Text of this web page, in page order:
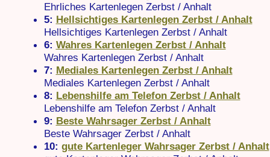
Ehrliches Kartenlegen Zerbst / Anhalt
5: Hellsichtiges Kartenlegen Zerbst / Anhalt
Hellsichtiges Kartenlegen Zerbst / Anhalt
6: Wahres Kartenlegen Zerbst / Anhalt
Wahres Kartenlegen Zerbst / Anhalt
7: Mediales Kartenlegen Zerbst / Anhalt
Mediales Kartenlegen Zerbst / Anhalt
8: Lebenshilfe am Telefon Zerbst / Anhalt
Lebenshilfe am Telefon Zerbst / Anhalt
9: Beste Wahrsager Zerbst / Anhalt
Beste Wahrsager Zerbst / Anhalt
10: gute Kartenleger Wahrsager Zerbst / Anhalt